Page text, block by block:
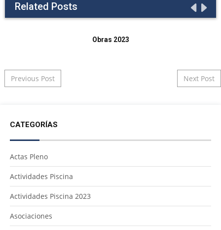
Related Posts
Obras 2023
Post navigation
Previous Post Next Post
CATEGORÍAS
Actas Pleno
Actividades Piscina
Actividades Piscina 2023
Asociaciones